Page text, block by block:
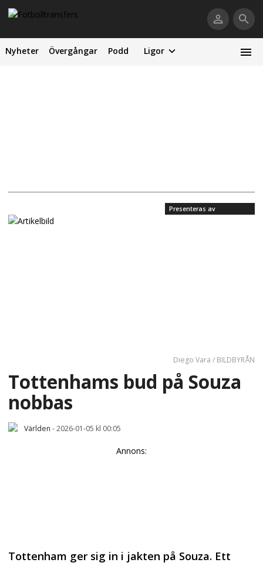
Nyheter Övergångar Podd Ligor
Presenteras av
Diego Vara / BILDBYRÅN
Tottenhams bud på Souza
nobbas
Världen -2026-01-05 kl 00:05
Annons:
Tottenham ger sig in i jakten på Souza. Ett